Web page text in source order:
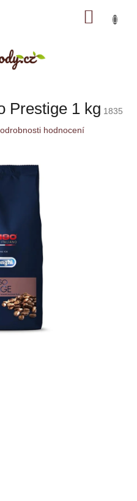
Prestige 1 kg 1835
hodnocení